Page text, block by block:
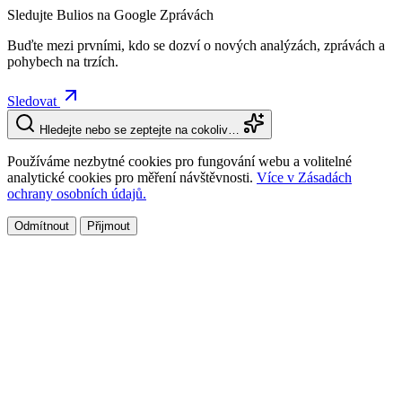
Sledujte Bulios na Google Zprávách
Buďte mezi prvními, kdo se dozví o nových analýzách, zprávách a
pohybech na trzích.
Sledovat
Hledejte nebo se zeptejte na cokoliv…
Používáme nezbytné cookies pro fungování webu a volitelné
analytické cookies pro měření návštěvnosti. Více v Zásadách
ochrany osobních údajů.
Odmítnout Přijmout